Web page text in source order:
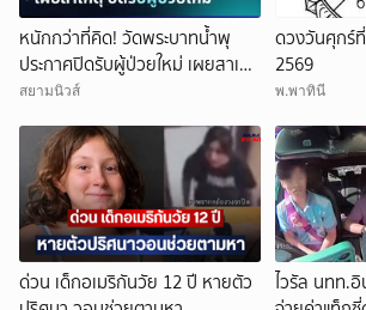
หนักกว่าที่คิด! วัดพระบาทน้ำพุ
ประกาศปิดรับผู้ป่วยใหม่ เผยสาเหตุ
สุดสะเทือนใจ
สยามนิวส์
ดวงวันศุกร์
2569
พ.พาทินี
ด่วน เด็กอเมริกันวัย 12 ปี หายตัว
ไวรัล นทท.อิ